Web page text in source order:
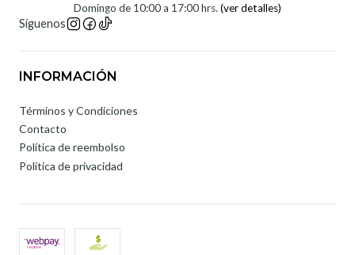
Domingo de 10:00 a 17:00 hrs.(ver detalles)
Síguenos
INFORMACIÓN
Términos y Condiciones
Contacto
Política de reembolso
Política de privacidad